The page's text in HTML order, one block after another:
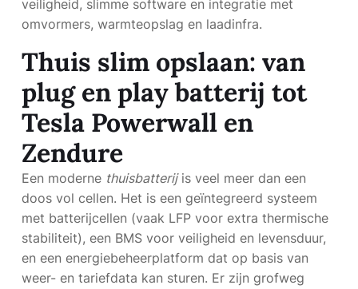
veiligheid, slimme software en integratie met
omvormers, warmteopslag en laadinfra.
Thuis slim opslaan: van
plug en play batterij tot
Tesla Powerwall en
Zendure
Een moderne thuisbatterijis veel meer dan een
doos vol cellen. Het is een geïntegreerd systeem
met batterijcellen (vaak LFP voor extra thermische
stabiliteit), een BMS voor veiligheid en levensduur,
en een energiebeheerplatform dat op basis van
weer- en tariefdata kan sturen. Er zijn grofweg